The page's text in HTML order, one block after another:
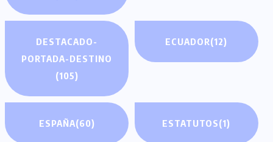
DESTACADO-
PORTADA-DESTINO
(105)
ECUADOR(12)
ESPAÑA(60) ESTATUTOS(1)